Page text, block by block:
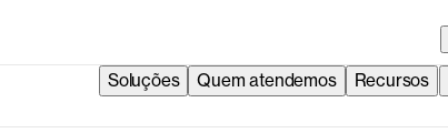
Soluções Quem atendemos Recursos